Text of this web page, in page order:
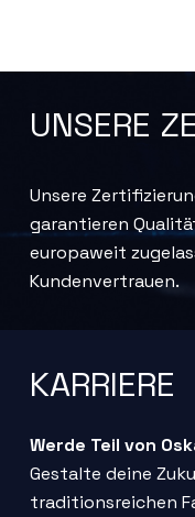
individuelle
im gesamten
setzen wir Ihre
Umsetzung.
UNSERE
Unsere
garantieren
europaweit
Kundenvertrauen.
KARRIERE
Werde Teil von
Gestalte deine
traditionsreichen